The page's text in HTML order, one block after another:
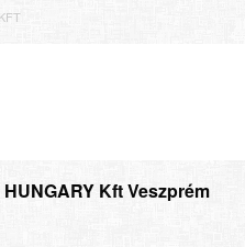
Kft Veszprém